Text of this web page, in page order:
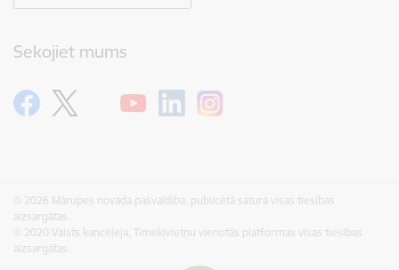
Sekojiet mums
© 2026 Mārupes novada pašvaldība, publicētā satura visas tiesības
aizsargātas.
© 2020 Valsts kanceleja, Tīmekļvietņu vienotās platformas visas tiesības
aizsargātas.